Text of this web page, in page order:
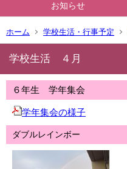
お知らせ
ホーム 学校生活・行事予定
学校生活 ４月
６年生 学年集会
学年集会の様子
ダブルレインボー